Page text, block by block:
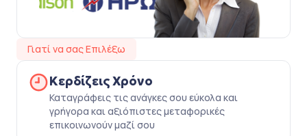
Γιατί να σας Επιλέξω
Κερδίζεις Χρόνο
Καταγράφεις τις ανάγκες σου εύκολα και
γρήγορα και αξιόπιστες μεταφορικές
επικοινωνούν μαζί σου